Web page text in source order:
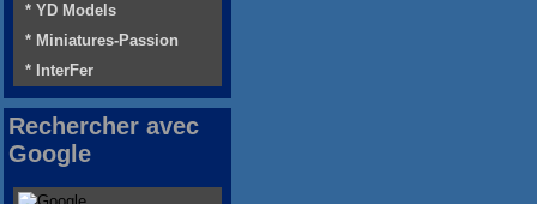
* YD Models
* Miniatures-Passion
* InterFer
Rechercher avec
Google